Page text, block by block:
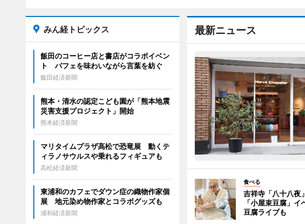
最新ニュース
食べる
吉祥寺「八十八夜
「小屋束豆腐」イ
豆腐ライブも
みん経トピックス
飯田のコーヒー店と書店がコラボイベン
ト パフェを味わいながら言葉を紡ぐ
飯田経済新聞
熊本・清水の認定こども園が「熊本地震
災害支援プロジェクト」開始
熊本経済新聞
マリタイムプラザ高松で恐竜展 動くテ
ィラノサウルスや乗れるフィギュアも
高松経済新聞
東浦和のカフェでダウン症の織物作家個
展 地元染め物作家とコラボグッズも
浦和経済新聞